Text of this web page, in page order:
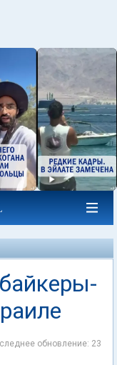
обновление: 23